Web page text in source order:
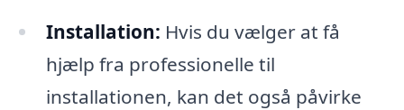
Installation: Hvis du vælger at få
hjælp fra professionelle til
installationen, kan det også påvirke